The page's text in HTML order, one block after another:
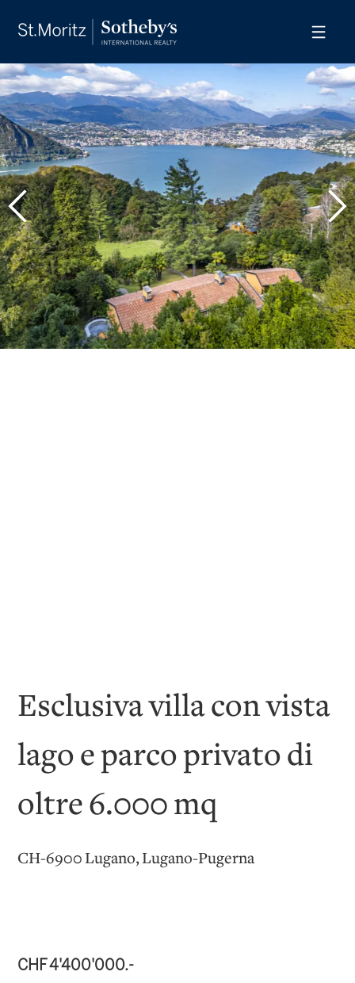
Esclusiva villa con vista
lago e parco privato di
oltre 6.000 mq
CH-6900 Lugano, Lugano-Pugerna
CHF 4'400'000.-